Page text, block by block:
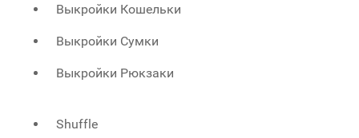
Выкройки Кошельки
Выкройки Сумки
Выкройки Рюкзаки
Shuffle